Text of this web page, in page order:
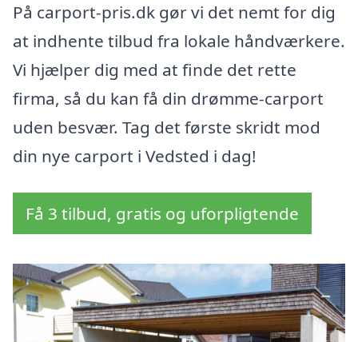
På carport-pris.dk gør vi det nemt for dig
at indhente tilbud fra lokale håndværkere.
Vi hjælper dig med at finde det rette
firma, så du kan få din drømme-carport
uden besvær. Tag det første skridt mod
din nye carport i Vedsted i dag!
Få 3 tilbud, gratis og uforpligtende